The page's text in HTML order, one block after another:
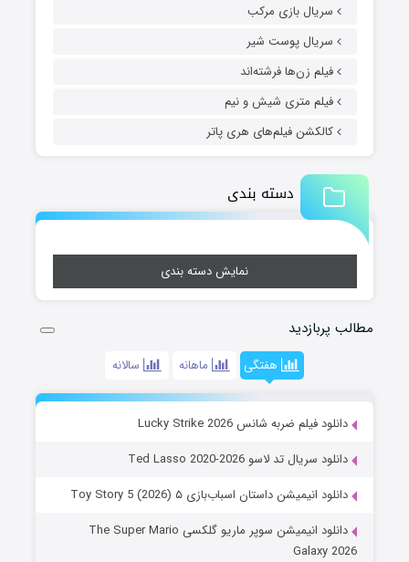
سریال بازی مرکب
سریال پوست شیر
فیلم زن‌ها فرشته‌اند
فیلم متری شیش و نیم
کالکشن فیلم‌های هری پاتر
دسته بندی
نمایش دسته بندی
مطالب پربازدید
هفتگی ماهانه سالانه
دانلود فیلم ضربه شانس Lucky Strike 2026
دانلود سریال تد لاسو Ted Lasso 2020-2026
دانلود انیمیشن داستان اسباب‌بازی ۵ Toy Story 5 (2026)
دانلود انیمیشن سوپر ماریو گلکسی The Super Mario
Galaxy 2026